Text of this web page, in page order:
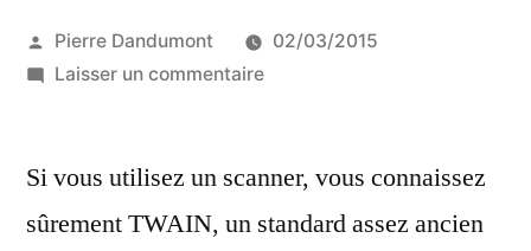
Publié
par
Pierre Dandumont
02/03/2015
Laisser un commentairesur
TWAIN
les
Si vous utilisez un scanner, vous connaissez
sûrement TWAIN, un standard assez ancien